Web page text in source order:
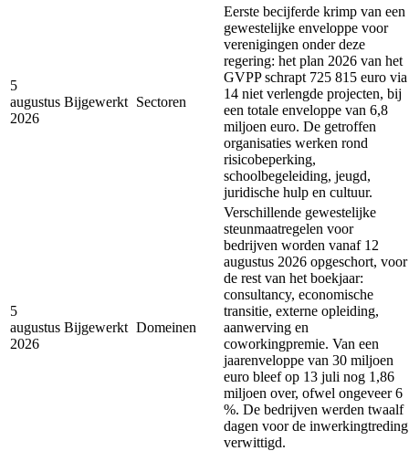
5
augustus
2026
Bijgewerkt Sectoren
Eerste becijferde krimp van een
gewestelijke enveloppe voor
verenigingen onder deze
regering: het plan 2026 van het
GVPP schrapt 725 815 euro via
14 niet verlengde projecten, bij
een totale enveloppe van 6,8
miljoen euro. De getroffen
organisaties werken rond
risicobeperking,
schoolbegeleiding, jeugd,
juridische hulp en cultuur.
5
augustus
2026
Bijgewerkt Domeinen
Verschillende gewestelijke
steunmaatregelen voor
bedrijven worden vanaf 12
augustus 2026 opgeschort, voor
de rest van het boekjaar:
consultancy, economische
transitie, externe opleiding,
aanwerving en
coworkingpremie. Van een
jaarenveloppe van 30 miljoen
euro bleef op 13 juli nog 1,86
miljoen over, ofwel ongeveer 6
%. De bedrijven werden twaalf
dagen voor de inwerkingtreding
verwittigd.